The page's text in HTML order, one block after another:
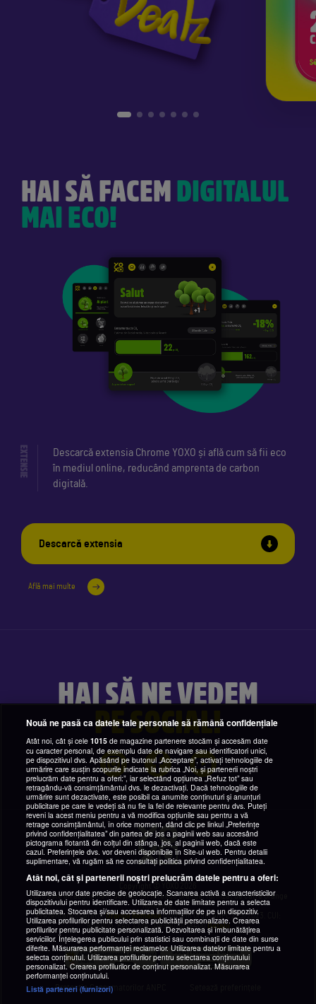
HAI SĂ FACEMDIGITALUL
MAI ECO!
EXTENSIE
Descarcă extensia Chrome YOXO și află cum să fii eco
în mediul online, reducând amprenta de carbon
digitală.
Descarcă extensia
Află mai multe
HAI SĂ NE VEDEM
PE SOCIAL!
Copyright © YOXO 2026
YOXO este un abonament de mobil în rețeaua Orange, furnizat de către Orange
România.
Prezentare operatorOrange Romaniaconform Ordin ANPC 225/2023. CUI:
9010105, Reg. Com: J1996010178400Detalii
Protecția Consumatorilor ANPC
Nouă ne pasă ca datele tale personale să rămână confidențiale
Atât noi, cât și cele1015 de magazine partenere stocăm și accesăm date
cu caracter personal, de exemplu date de navigare sau identificatori unici,
pe dispozitivul dvs. Apăsând pe butonul „Acceptare”, activați tehnologiile de
urmărire care susțin scopurile indicate la rubrica „Noi, și partenerii noștri
prelucrăm date pentru a oferi:”, iar selectând opțiunea „Refuz tot” sau
retragându-vă consimțământul dvs. le dezactivați. Dacă tehnologiile de
urmărire sunt dezactivate, este posibil ca anumite conținuturi și anunțuri
publicitare pe care le vedeți să nu fie la fel de relevante pentru dvs. Puteți
reveni la acest meniu pentru a vă modifica opțiunile sau pentru a vă
retrage consimțământul, în orice moment, dând clic pe linkul „Preferințe
privind confidențialitatea” din partea de jos a paginii web sau accesând
pictograma flotantă din colțul din stânga, jos, al paginii web, dacă este
cazul. Preferințele dvs. vor deveni disponibile în Site-ul web. Pentru detalii
suplimentare, vă rugăm să ne consultați politica privind confidențialitatea.
Atât noi, cât și partenerii noștri prelucrăm datele pentru a oferi:
Utilizarea unor date precise de geolocație. Scanarea activă a caracteristicilor
dispozitivului pentru identificare. Utilizarea de date limitate pentru a selecta
publicitatea. Stocarea și/sau accesarea informațiilor de pe un dispozitiv.
Utilizarea profilurilor pentru selectarea publicității personalizate. Crearea
profilurilor pentru publicitate personalizată. Dezvoltarea și îmbunătățirea
serviciilor. Înțelegerea publicului prin statistici sau combinații de date din surse
diferite. Măsurarea performanței reclamelor. Utilizarea datelor limitate pentru a
selecta conținutul. Utilizarea profilurilor pentru selectarea conținutului
personalizat. Crearea profilurilor de conținut personalizat. Măsurarea
performanței conținutului.
Listă parteneri (furnizori)